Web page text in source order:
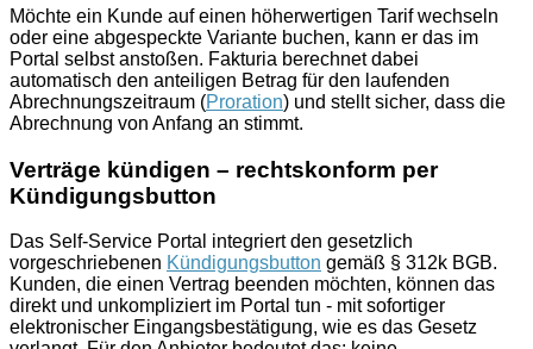
Möchte ein Kunde auf einen höherwertigen Tarif wechseln
oder eine abgespeckte Variante buchen, kann er das im
Portal selbst anstoßen. Fakturia berechnet dabei
automatisch den anteiligen Betrag für den laufenden
Abrechnungszeitraum (Proration) und stellt sicher, dass die
Abrechnung von Anfang an stimmt.
Verträge kündigen – rechtskonform per
Kündigungsbutton
Das Self-Service Portal integriert den gesetzlich
vorgeschriebenen Kündigungsbutton gemäß § 312k BGB.
Kunden, die einen Vertrag beenden möchten, können das
direkt und unkompliziert im Portal tun - mit sofortiger
elektronischer Eingangsbestätigung, wie es das Gesetz